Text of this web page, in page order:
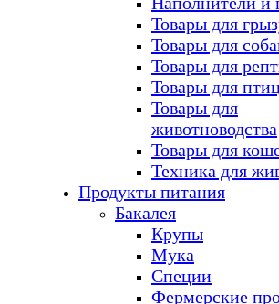
Товары для
Товары для
Товары для
Товары для
Товары для
животноводства
Товары для
Техника для
Продукты питания
Бакалея
Крупы
Мука
Специи
Фермерские